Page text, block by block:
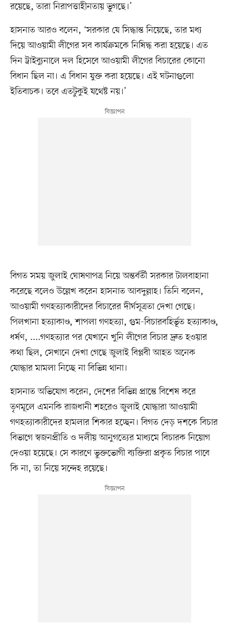
রয়েছে, তারা নিরাপত্তাহীনতায় ভুগছে।’
হাসনাত আরও বলেন, ‘সরকার যে সিদ্ধান্ত নিয়েছে, তার মধ্য
দিয়ে আওয়ামী লীগের সব কার্যক্রমকে নিষিদ্ধ করা হয়েছে। এত
দিন ট্রাইব্যুনালে দল হিসেবে আওয়ামী লীগের বিচারের কোনো
বিধান ছিল না। এ বিধান যুক্ত করা হয়েছে। এই ঘটনাগুলো
ইতিবাচক। তবে এতটুকুই যথেষ্ট নয়।’
বিগত সময় জুলাই ঘোষণাপত্র নিয়ে অন্তর্বর্তী সরকার টালবাহানা
করেছে বলেও উল্লেখ করেন হাসনাত আবদুল্লাহ। তিনি বলেন,
আওয়ামী গণহত্যাকারীদের বিচারের দীর্ঘসূত্রতা দেখা গেছে।
পিলখানা হত্যাকাণ্ড, শাপলা গণহত্যা, গুম-বিচারবহির্ভূত হত্যাকাণ্ড,
ধর্ষণ, ....গণহত্যার পর যেখানে খুনি লীগের বিচার দ্রুত হওয়ার
কথা ছিল, সেখানে দেখা গেছে জুলাই বিপ্লবী আহত অনেক
যোদ্ধার মামলা নিচ্ছে না বিভিন্ন থানা।
হাসনাত অভিযোগ করেন, দেশের বিভিন্ন প্রান্তে বিশেষ করে
তৃণমূলে এমনকি রাজধানী শহরেও জুলাই যোদ্ধারা আওয়ামী
গণহত্যাকারীদের হামলার শিকার হচ্ছেন। বিগত দেড় দশকে বিচার
বিভাগে স্বজনপ্রীতি ও দলীয় আনুগত্যের মাধ্যমে বিচারক নিয়োগ
দেওয়া হয়েছে। সে কারণে ভুক্তভোগী ব্যক্তিরা প্রকৃত বিচার পাবে
কি না, তা নিয়ে সন্দেহ রয়েছে।